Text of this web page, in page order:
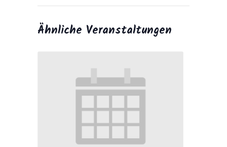
Ähnliche Veranstaltungen